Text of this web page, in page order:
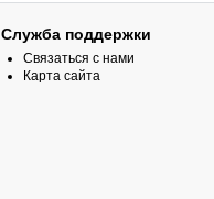
Служба поддержки
Связаться с нами
Карта сайта